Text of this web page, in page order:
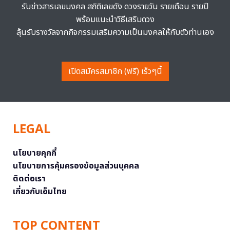
รับข่าวสารเลขมงคล สถิติเลขดัง ดวงรายวัน รายเดือน รายปี
พร้อมแนะนำวิธีเสริมดวง
ลุ้นรับรางวัลจากกิจกรรมเสริมความเป็นมงคลให้กับตัวท่านเอง
เปิดสมัครสมาชิก (ฟรี) เร็วๆนี้
LEGAL
นโยบายคุกกี้
นโยบายการคุ้มครองข้อมูลส่วนบุคคล
ติดต่อเรา
เกี่ยวกับเอ็มไทย
TOP CONTENT